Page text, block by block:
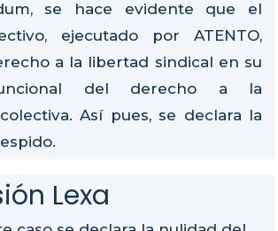
se hace evidente que el
ejecutado por ATENTO,
a la libertad sindical en su
del derecho a la
Así pues, se declara la
Lexa